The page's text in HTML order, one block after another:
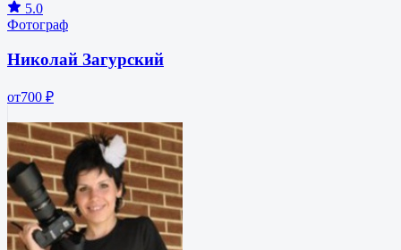
5.0
Фотограф
Николай Загурский
от700 ₽